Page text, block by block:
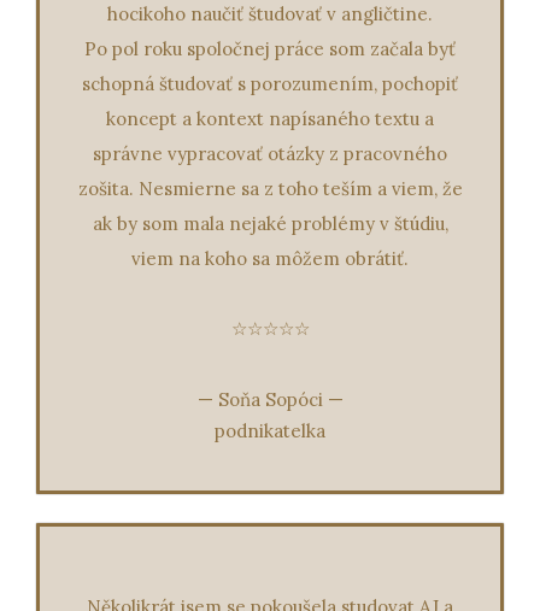
hocikoho naučiť študovať v angličtine.
Po pol roku spoločnej práce som začala byť
schopná študovať s porozumením, pochopiť
koncept a kontext napísaného textu a
správne vypracovať otázky z pracovného
zošita. Nesmierne sa z toho teším a viem, že
ak by som mala nejaké problémy v štúdiu,
viem na koho sa môžem obrátiť.
☆☆☆☆☆
— Soňa Sopóci —
podnikatelka